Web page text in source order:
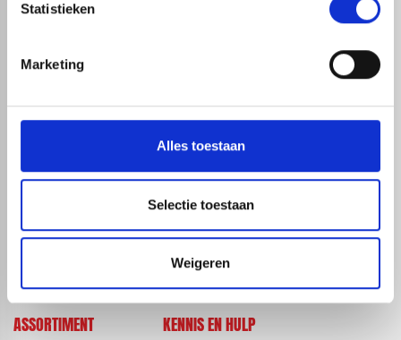
Statistieken
Marketing
Alles toestaan
Selectie toestaan
Weigeren
ASSORTIMENT KENNIS EN HULP
map
phone_enabled +31 416 75 02 55
info@redfoxepdm.nl
check_circle
Leverancier met expertise in EPDM-verwerking